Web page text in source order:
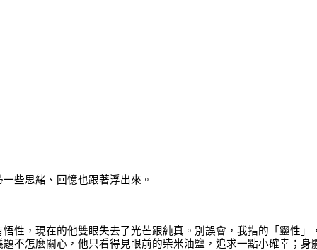
些思緒、回憶也跟著浮出來。
性，現在的他雙眼失去了光芒跟純真。別誤會，我指的「靈性
不怎麼關心，他只看得見眼前的柴米油鹽，追求一點小確幸；